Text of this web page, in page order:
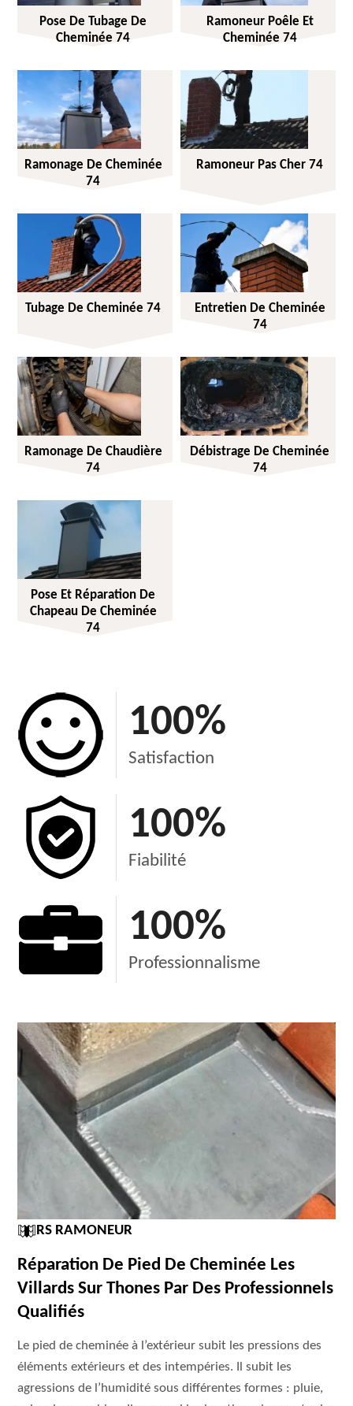
Pose De Tubage De
Cheminée 74
Ramoneur Poêle Et
Cheminée 74
Ramonage De Cheminée
74
Ramoneur Pas Cher 74
Tubage De Cheminée 74
Entretien De Cheminée
74
Ramonage De Chaudière
74
Débistrage De Cheminée
74
Pose Et Réparation De
Chapeau De Cheminée
74
100%
Satisfaction
100%
Fiabilité
100%
Professionnalisme
RS RAMONEUR
Réparation De Pied De Cheminée Les
Villards Sur Thones Par Des Professionnels
Qualifiés
Le pied de cheminée à l’extérieur subit les pressions des
éléments extérieurs et des intempéries. Il subit les
agressions de l’humidité sous différentes formes : pluie,